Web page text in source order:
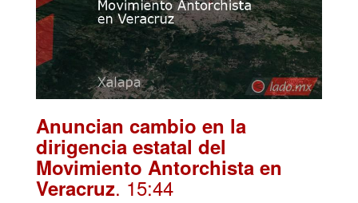
Anuncian cambio en la
dirigencia estatal del
Movimiento Antorchista en
Veracruz. 15:44